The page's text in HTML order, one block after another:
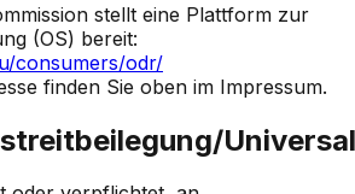
stellt eine Plattform zur
(OS) bereit:
consumers/odr/
finden Sie oben im Impressum.